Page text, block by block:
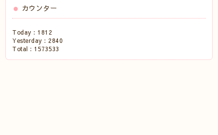
カウンター
Today : 1812
Yesterday : 2840
Total : 1573533